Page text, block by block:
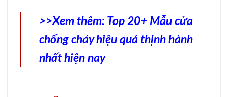
>>Xem thêm: Top 20+ Mẫu cửa
chống cháy hiệu quả thịnh hành
nhất hiện nay